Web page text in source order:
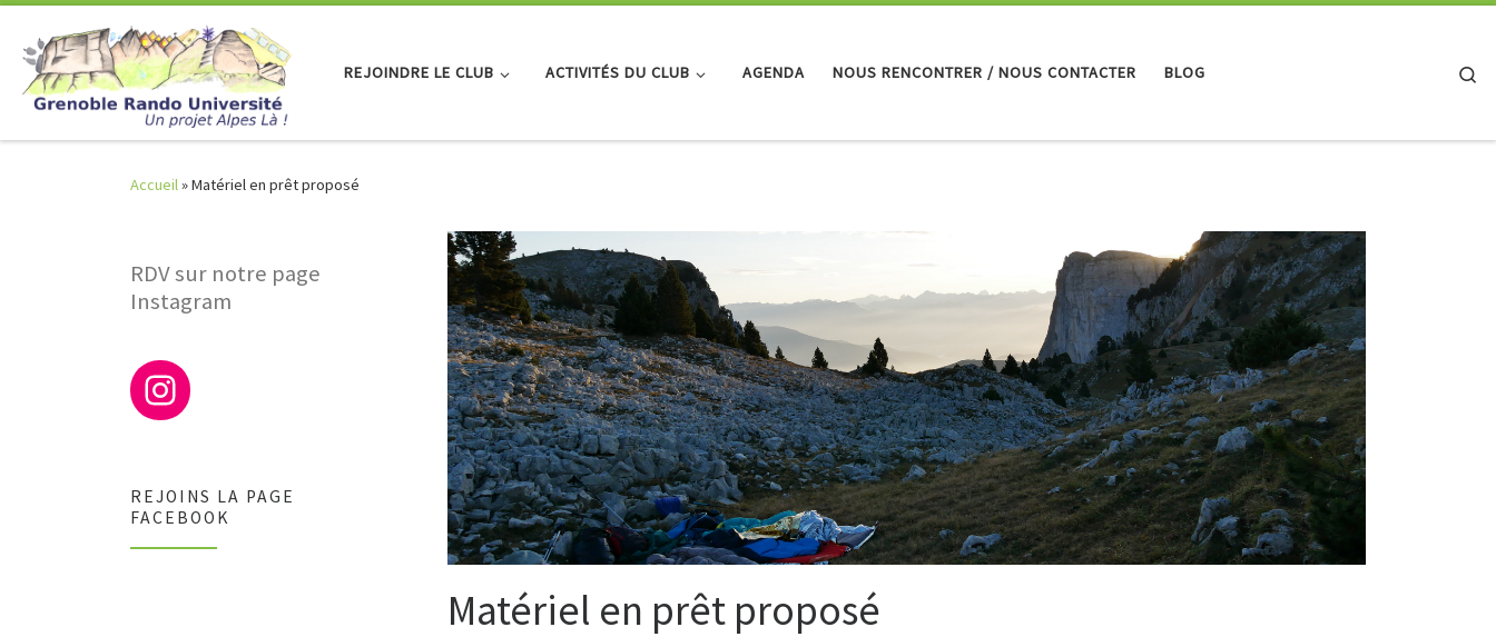
Skip to content
REJOINDRE LE CLUB ACTIVITÉS DU CLUB AGENDA NOUS RENCONTRER / NOUS CONTACTER BLOG
Accueil»Matériel en prêt proposé
Matériel en prêt proposé
RDV sur notre page
Instagram
REJOINS LA PAGE
FACEBOOK